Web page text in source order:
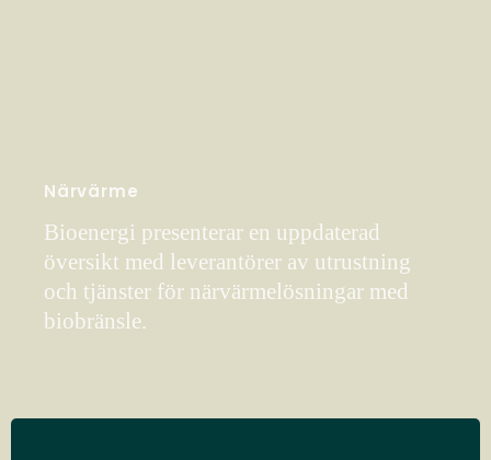
Närvärme
Bioenergi presenterar en uppdaterad
översikt med leverantörer av utrustning
och tjänster för närvärmelösningar med
biobränsle.